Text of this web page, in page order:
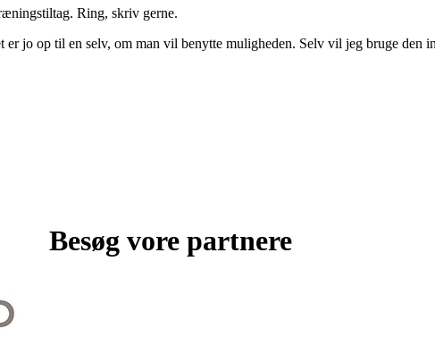
Ring, skriv gerne.
jo op til en selv, om man vil benytte muligheden. Selv vil jeg bruge den
Besøg vore partnere